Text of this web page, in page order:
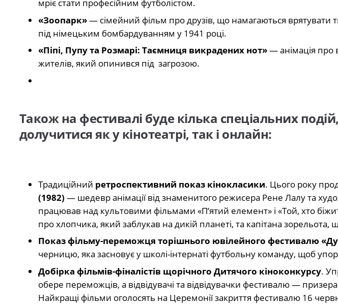
мріє стати професійним футболістом.
«Зоопарк»— сімейний фільм про друзів, що намагаються врятувати
під німецьким бомбардуванням у 1941 році.
«Піпі, Пупу та Розмарі: Таємниця викрадених нот»— анімація про
жителів, який опинився під загрозою.
Також на фестивалі буде кілька спеціальних
долучитися як у кінотеатрі, так і онлайн:
Традиційний ретроспективний показ кінокласики. Цього року
(1982) — шедевр анімації від знаменитого режисера Рене Лалу та
працював над культовими фільмами «Пʼятий елемент» і «Той, хто
про хлопчика, який заблукав на дикій планеті, та капітана зорельота,
Показ фільму-переможця торішнього ювілейного фестивалю
черницю, яка засновує у школі-інтернаті футбольну команду, щоб
Добірка фільмів-фіналістів щорічного Дитячого кіноконкурсу.
обере переможців, а відвідувачі та відвідувачки фестивалю —
Найкращі фільми оголосять на Церемонії закриття фестивалю 16